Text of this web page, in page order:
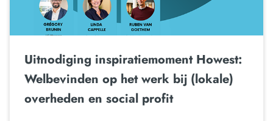
Uitnodiging inspiratiemoment Howest:
Welbevinden op het werk bij (lokale)
overheden en social profit